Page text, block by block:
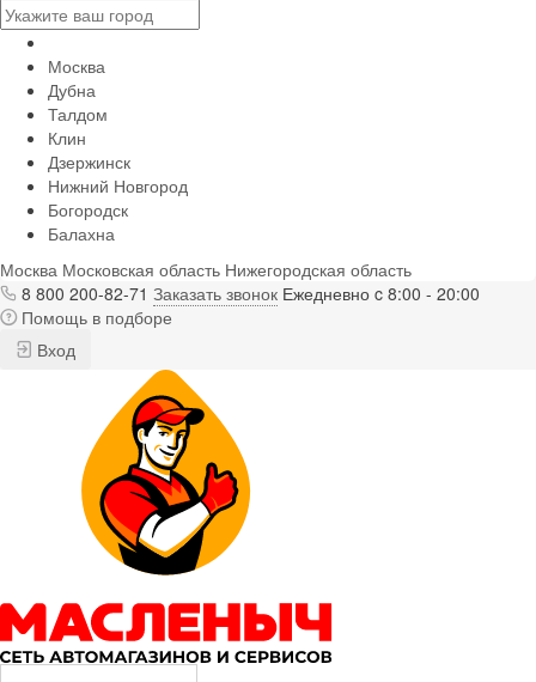
Москва
Дубна
Талдом
Клин
Дзержинск
Нижний Новгород
Богородск
Балахна
Москва Московская область Нижегородская область
8 800 200-82-71 Заказать звонок Ежедневно c 8:00 - 20:00
Помощь в подборе
Вход